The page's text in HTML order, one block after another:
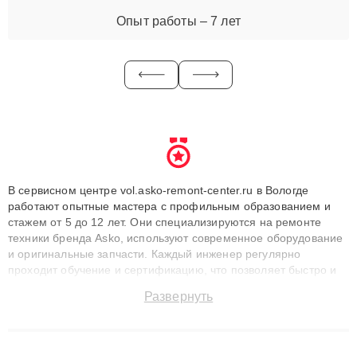
Опыт работы – 7 лет
В сервисном центре vol.asko-remont-center.ru в Вологде
работают опытные мастера с профильным образованием и
стажем от 5 до 12 лет. Они специализируются на ремонте
техники бренда Asko, используют современное оборудование
и оригинальные запчасти. Каждый инженер регулярно
проходит обучение и сертификацию, что позволяет быстро и
сохранением гарантии до 3 лет. Наши мастера решают
Развернуть